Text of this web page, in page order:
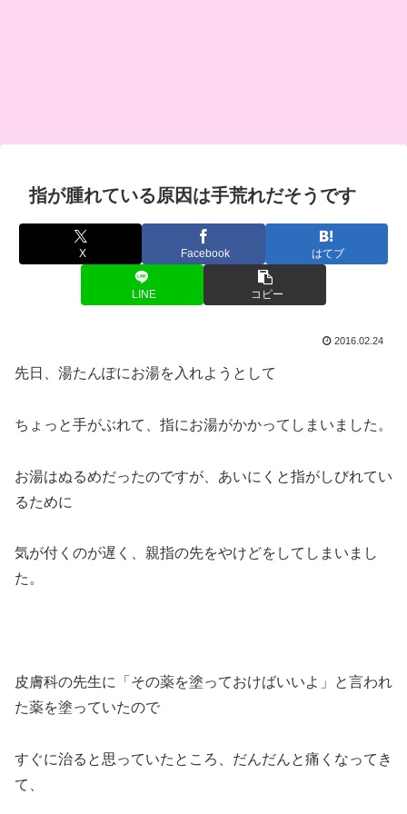
指が腫れている原因は手荒れだそうです
X Facebook はてブ
LINE コピー
2016.02.24
先日、湯たんぽにお湯を入れようとして
ちょっと手がぶれて、指にお湯がかかってしまいました。
お湯はぬるめだったのですが、あいにくと指がしびれてい
るために
気が付くのが遅く、親指の先をやけどをしてしまいまし
た。
皮膚科の先生に「その薬を塗っておけばいいよ」と言われ
た薬を塗っていたので
すぐに治ると思っていたところ、だんだんと痛くなってき
て、